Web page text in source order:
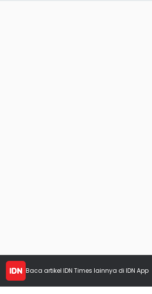
Baca artikel IDN Times lainnya di IDN App